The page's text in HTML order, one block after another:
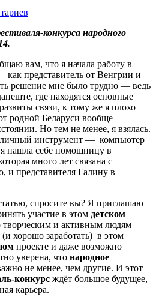
конкурса народного
вам, что я начала работу в
как представитель от Венгрии и
решение мне было трудно — ведь
где находятся основные
связи, к тому же я плохо
родной Беларуси вообще
Но тем не менее, я взялась.
инструмент — компьютер
нашла себе помощницу в
много лет связана с
и представителя Галину в
спросите вы? Я приглашаю
участие в этом детском
творческим и активным людям —
хорошо заработать) в этом
проекте и даже возможно
уверена, что народное
не менее, чем другие. И этот
конкурс ждёт большое будущее,
карьера.